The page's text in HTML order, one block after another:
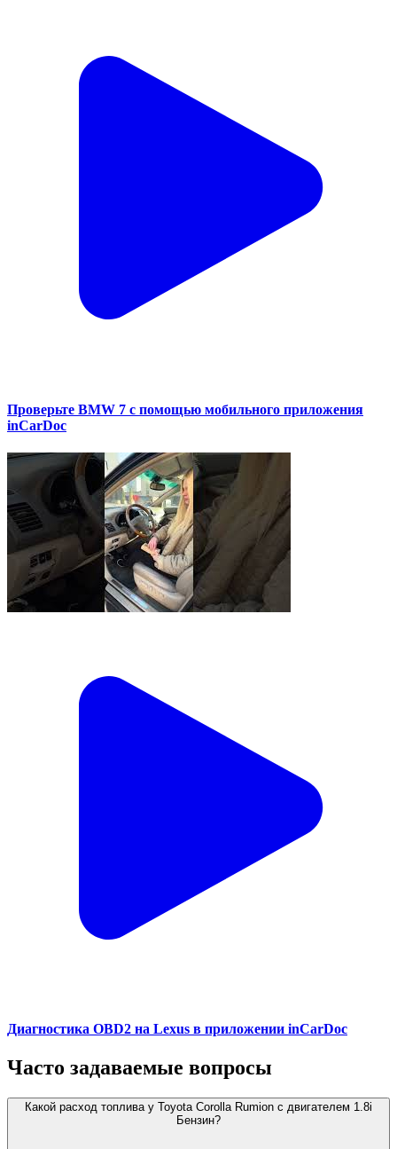
Проверьте BMW 7 с помощью мобильного приложения
inCarDoc
Диагностика OBD2 на Lexus в приложении inCarDoc
Часто задаваемые вопросы
Какой расход топлива у Toyota Corolla Rumion с двигателем 1.8i
Бензин?